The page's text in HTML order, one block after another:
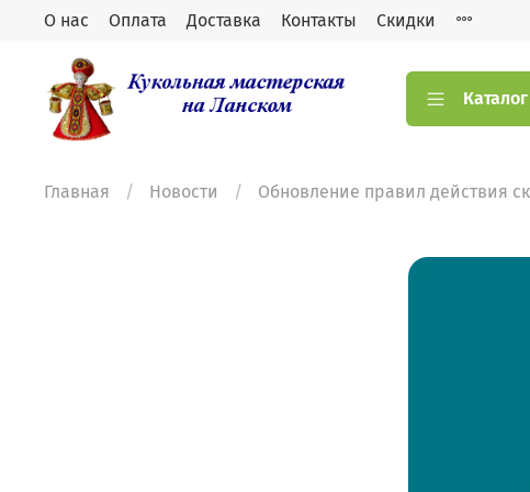
О нас Оплата Доставка Контакты Скидки
Каталог
Главная Новости Обновление правил действия